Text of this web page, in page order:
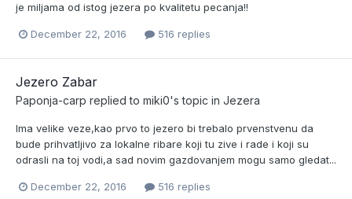
je miljama od istog jezera po kvalitetu pecanja!!
December 22, 2016 516 replies
Jezero Zabar
Paponja-carp replied to miki0's topic in Jezera
Ima velike veze,kao prvo to jezero bi trebalo prvenstvenu da
bude prihvatljivo za lokalne ribare koji tu zive i rade i koji su
odrasli na toj vodi,a sad novim gazdovanjem mogu samo gledat...
December 22, 2016 516 replies